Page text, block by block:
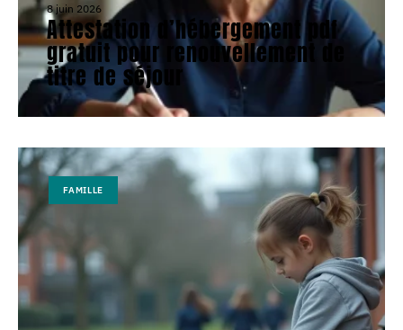
8 juin 2026
Attestation d’hébergement pdf
gratuit pour renouvellement de
titre de séjour
FAMILLE